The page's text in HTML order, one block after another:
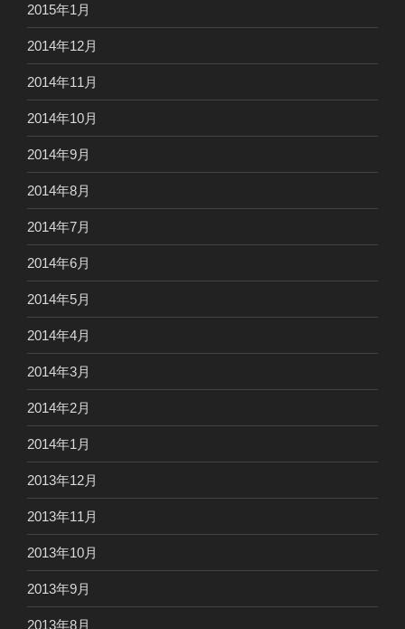
2015年1月
2014年12月
2014年11月
2014年10月
2014年9月
2014年8月
2014年7月
2014年6月
2014年5月
2014年4月
2014年3月
2014年2月
2014年1月
2013年12月
2013年11月
2013年10月
2013年9月
2013年8月